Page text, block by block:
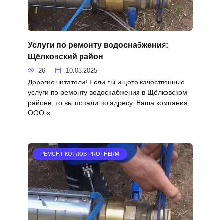
Услуги по ремонту водоснабжения:
Щёлковский район
26 10.03.2025
Дорогие читатели! Если вы ищете качественные
услуги по ремонту водоснабжения в Щёлковском
районе, то вы попали по адресу. Наша компания,
ООО «
РЕМОНТ КОТЛОВ PROTHERM